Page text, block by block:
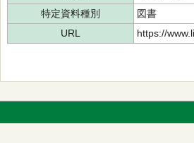
特定資料種別
図書
URL
https://